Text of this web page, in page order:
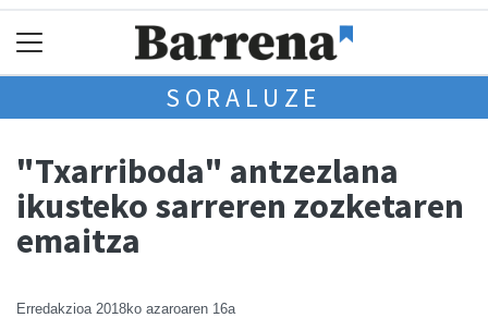
SORALUZE
"Txarriboda" antzezlana
ikusteko sarreren zozketaren
emaitza
Erredakzioa 2018ko azaroaren 16a